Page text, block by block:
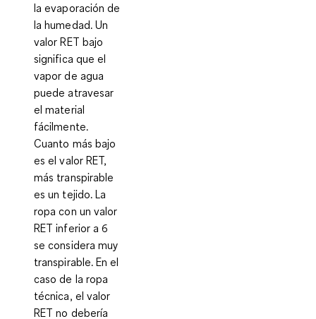
la evaporación de
la humedad. Un
valor RET bajo
significa que el
vapor de agua
puede atravesar
el material
fácilmente.
Cuanto más bajo
es el valor RET,
más transpirable
es un tejido. La
ropa con un valor
RET inferior a 6
se considera muy
transpirable. En el
caso de la ropa
técnica, el valor
RET no debería